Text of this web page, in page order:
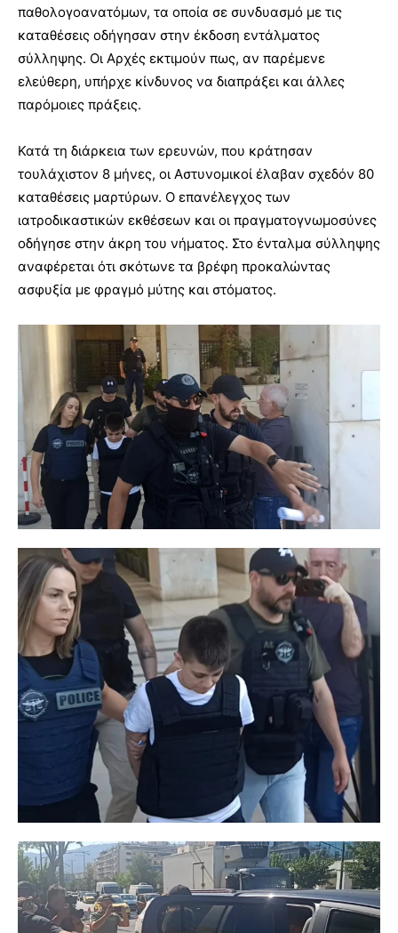
παθολογοανατόμων, τα οποία σε συνδυασμό με τις
καταθέσεις οδήγησαν στην έκδοση εντάλματος
σύλληψης. Οι Αρχές εκτιμούν πως, αν παρέμενε
ελεύθερη, υπήρχε κίνδυνος να διαπράξει και άλλες
παρόμοιες πράξεις.
Κατά τη διάρκεια των ερευνών, που κράτησαν
τουλάχιστον 8 μήνες, οι Αστυνομικοί έλαβαν σχεδόν 80
καταθέσεις μαρτύρων. Ο επανέλεγχος των
ιατροδικαστικών εκθέσεων και οι πραγματογνωμοσύνες
οδήγησε στην άκρη του νήματος. Στο ένταλμα σύλληψης
αναφέρεται ότι σκότωνε τα βρέφη προκαλώντας
ασφυξία με φραγμό μύτης και στόματος.